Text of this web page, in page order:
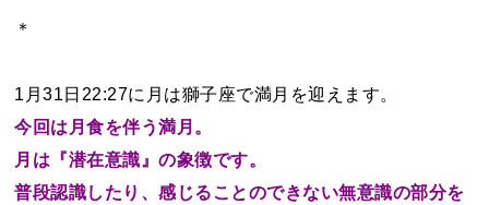
＊
1月31日22:27に月は獅子座で満月を迎えます。
今回は月食を伴う満月。
月は『潜在意識』の象徴です。
普段認識したり、感じることのできない無意識の部分を